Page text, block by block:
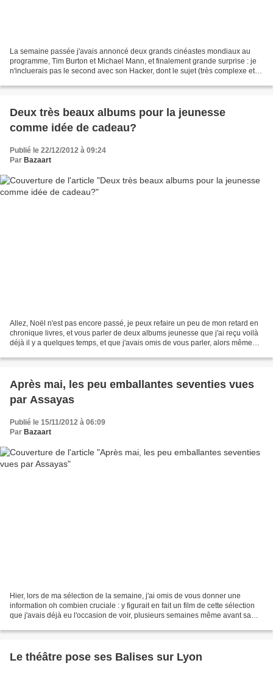
La semaine passée j'avais annoncé deux grands cinéastes mondiaux au
programme, Tim Burton et Michael Mann, et finalement grande surprise : je
n'incluerais pas le second avec son Hacker, dont le sujet (très complexe et
Deux très beaux albums pour la jeunesse
comme idée de cadeau?
Publié le 22/12/2012 à 09:24
Par Bazaart
Allez, Noël n'est pas encore passé, je peux refaire un peu de mon retard en
chronique livres, et vous parler de deux albums jeunesse que j'ai reçu voilà
déjà il y a quelques temps, et que j'avais omis de vous parler, alors même
Après mai, les peu emballantes seventies vues
par Assayas
Publié le 15/11/2012 à 06:09
Par Bazaart
Hier, lors de ma sélection de la semaine, j'ai omis de vous donner une
information oh combien cruciale : y figurait en fait un film de cette sélection
que j'avais déjà eu l'occasion de voir, plusieurs semaines même avant sa
Le théâtre pose ses Balises sur Lyon